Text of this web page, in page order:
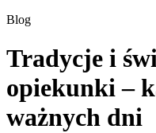
Blog
Tradycje i
opiekunki –
ważnych dni